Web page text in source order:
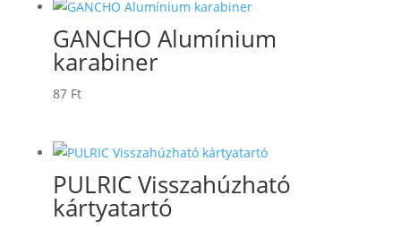
GANCHO Alumínium
karabiner
87 Ft
PULRIC Visszahúzható
kártyatartó